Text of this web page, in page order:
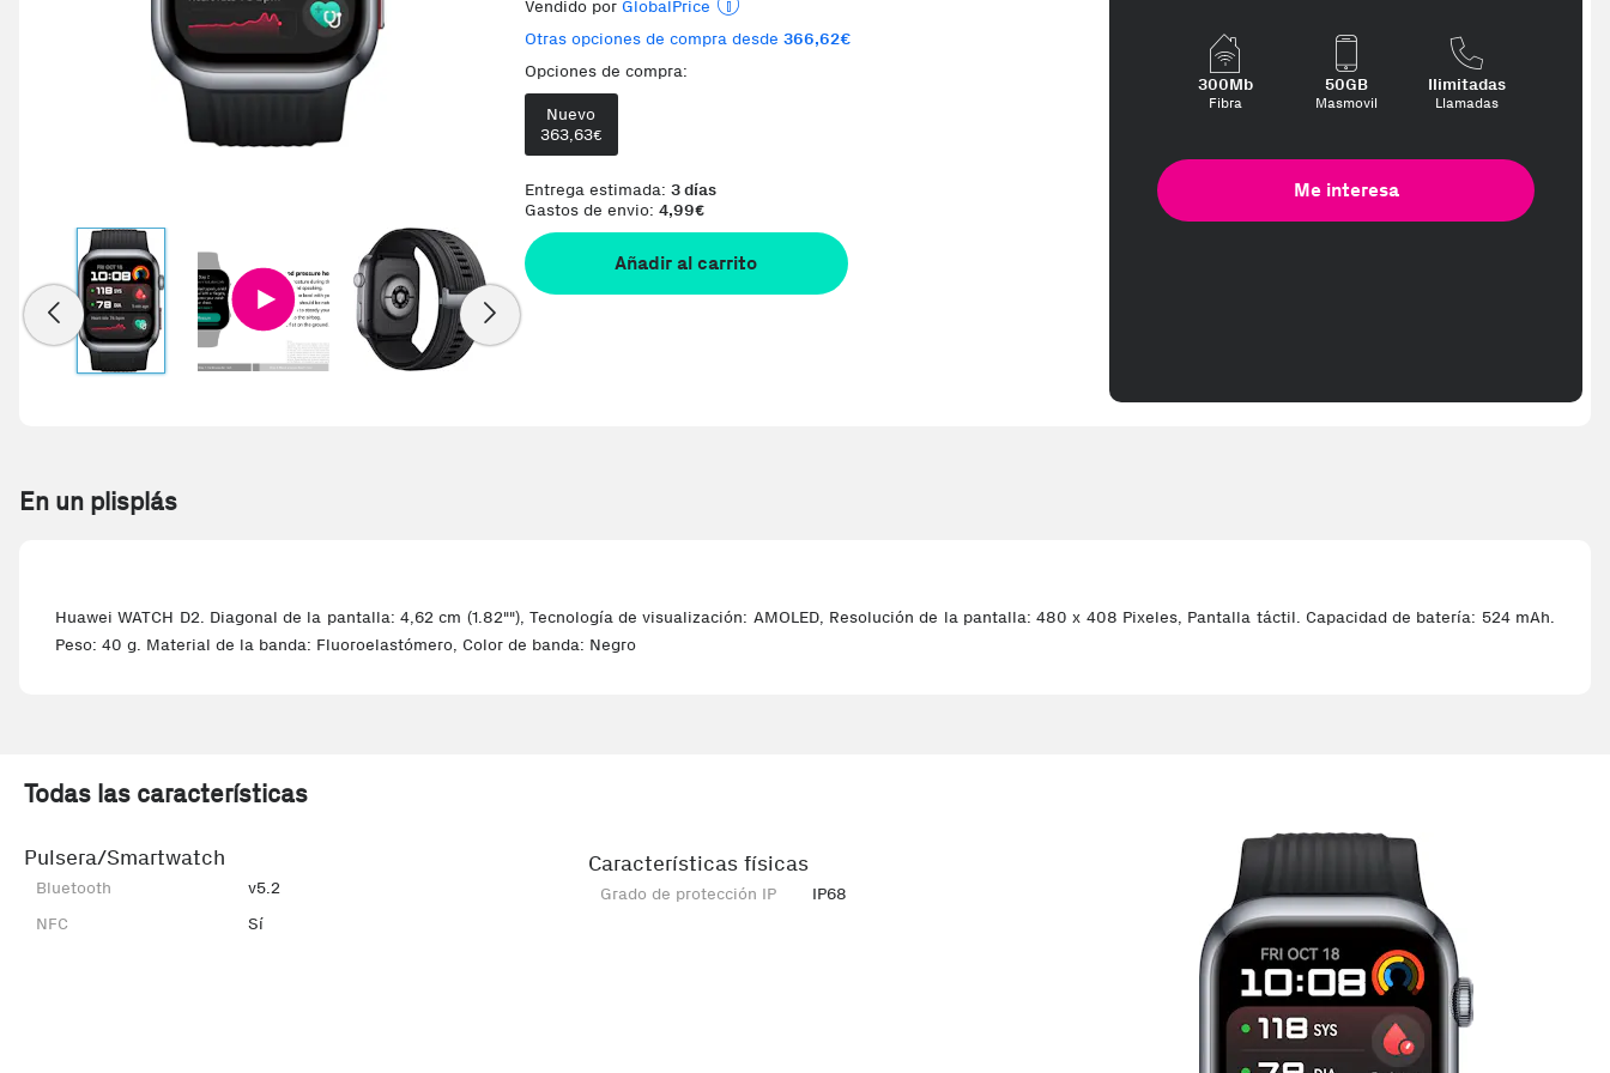
Vendido por GlobalPrice
Envía desde:España
Te damos la oportunidad de elegir lo que más te interese, con los mejores precios. Gracias a nuestros vendedores
Otras opciones de compra desde 366,62€
Opciones de compra:
Nuevo
363,63€
Entrega estimada: 3 días
Gastos de envio: 4,99€
Añadir al carrito
300Mb
Fibra
50GB
Masmovil
Ilimitadas
Llamadas
Me interesa
En un plisplás
Huawei WATCH D2. Diagonal de la pantalla: 4,62 cm (1.82""), Tecnología de visualización: AMOLED, Resolución de la pantalla: 480 x 408 Pixeles, Pantalla táctil. Capacidad de batería: 524 mAh.
Peso: 40 g. Material de la banda: Fluoroelastómero, Color de banda: Negro
Todas las características
Pulsera/Smartwatch
Bluetooth
v5.2
NFC
Sí
Características físicas
Grado de protección IP IP68